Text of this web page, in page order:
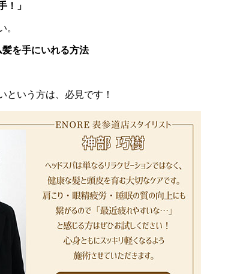
！」
。
を手にいれる方法
という方は、必見です！